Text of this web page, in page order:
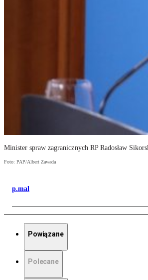
Minister spraw zagranicznych RP Radosław
Foto: PAP/Albert Zawada
p.mal
Powiązane
Polecane